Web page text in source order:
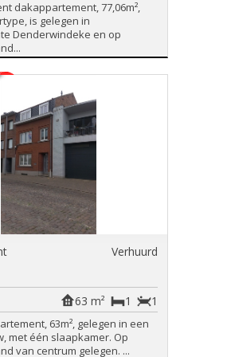
dakappartement, 77,06m²,
is gelegen in
Denderwindeke en op
Verhuurd
1
1
63 m²
63m², gelegen in een
met één slaapkamer. Op
van centrum gelegen. ...